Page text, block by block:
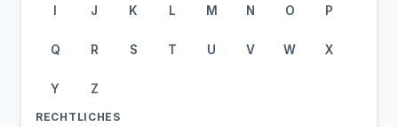
I J K L M N O P
Q R S T U V W X
Y Z
RECHTLICHES